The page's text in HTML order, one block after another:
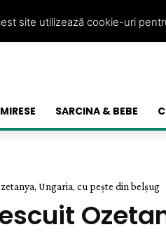
SARCINA & BEBE
Ungaria, cu pește din belșug
site utilizează cookie-uri